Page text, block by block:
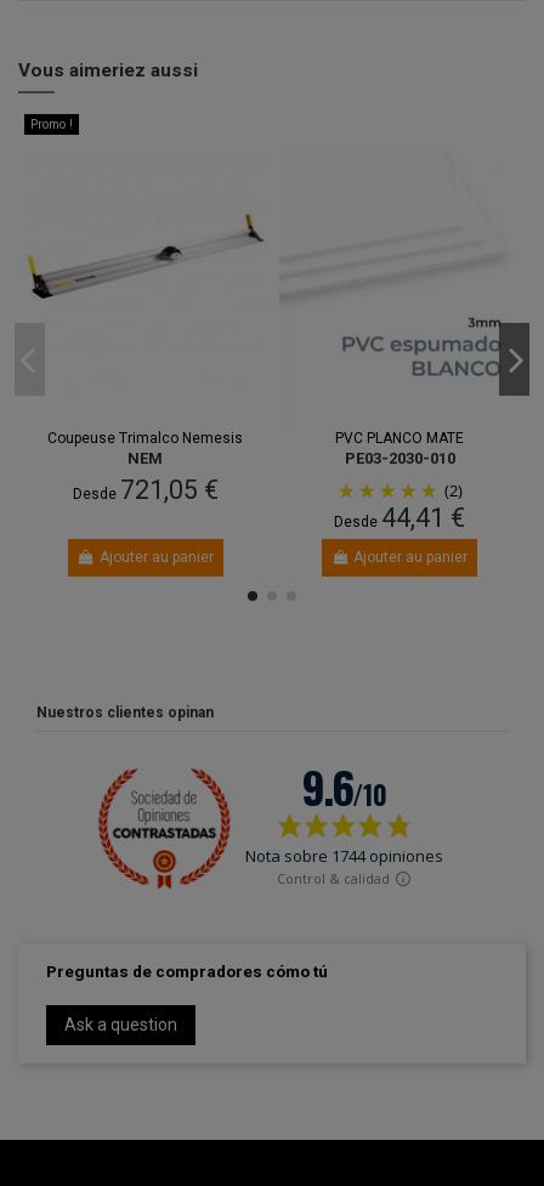
Vous aimeriez aussi
Promo !
Coupeuse Trimalco Nemesis
NEM
Desde 721,05 €
Ajouter au panier
PVC PLANCO MATE
PE03-2030-010
(2)
Desde 44,41 €
Ajouter au panier
Nuestros clientes opinan
Preguntas de compradores cómo tú
Ask a question